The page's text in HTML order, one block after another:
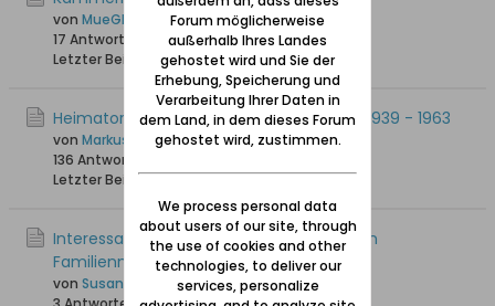
von MueGlo
17 Antworten
504 Hits0 Likes
Letzter Beitrag
10.04.2026, 10:24
Heimatortskartei Danzig - Westpreußen 1939 - 1963
von MarkusDE
136 Antworten
Letzter Beitrag15.03.2026, 16:35
Interessante Auflistung der Ursprünge von
Familiennamen um Danzig herum
von Susanna
Forum möglicherweise
außerhalb Ihres Landes
gehostet wird und Sie der
Erhebung, Speicherung und
Verarbeitung Ihrer Daten in
dem Land, in dem dieses Forum
gehostet wird, zustimmen.
We process personal data
about users of our site, through
the use of cookies and other
technologies, to deliver our
services, personalize